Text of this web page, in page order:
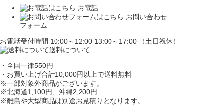
お電話
お問い合わせ
フォーム
お電話受付時間 10:00～12:00 13:00～17:00 （土日祝休）
送料について
・全国一律550円
・お買い上げ合計10,000円以上で送料無料
※一部対象外商品がございます。
※北海道1,100円 、沖縄2,200円
※離島や大型商品は別途お見積りとなります。